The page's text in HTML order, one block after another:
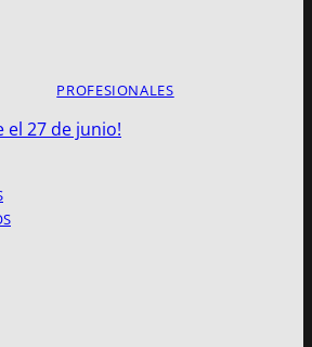
PROFESIONALES
el 27 de junio!